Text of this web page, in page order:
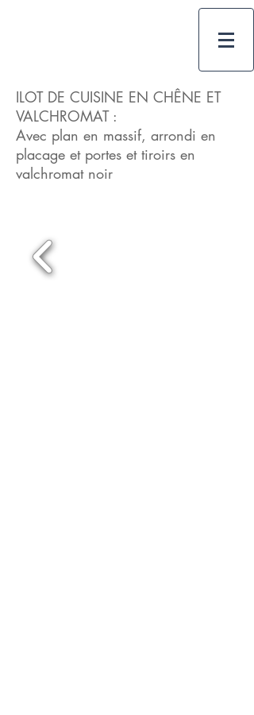
ILOT DE CUISINE EN CHÊNE ET
VALCHROMAT :
Avec plan en massif, arrondi en
placage et portes et tiroirs en
valchromat noir